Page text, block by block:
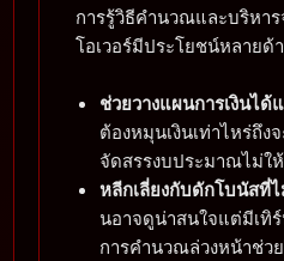
การรู้วิธีคำนวณและบริหา
โอเวอร์มีประโยชน์หลายด้
ช่วยวางแผนการเงินได้
ต้องหมุนเงินเท่าไหร่ถึง
จัดสรรงบประมาณไม่ใ
หลีกเลี่ยงกับดักโบนัสที่
นอาจดูน่าสนใจแต่มีเทิร์
การคำนวณล่วงหน้าช่ว